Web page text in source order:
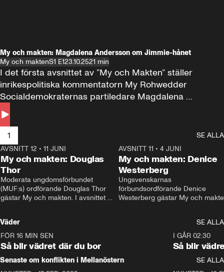
My och makten: Magdalena Andersson om Jimmie-hånet
My och maktenS1 E123.10.2521 min
I det första avsnittet av ”My och Makten” ställer
inrikespolitiska kommentatorn My Rohwedder
Socialdemokraternas partiledare Magdalena
Andersson till svars.
1
SE ALLA
AVSNITT 12 • 11 JUNI
My och makten: Douglas
Thor
Moderata ungdomsförbundet
(MUF:s) ordförande Douglas Thor
gästar My och makten. I avsnittet
AVSNITT 11 • 4 JUNI
My och makten: Denice
Westerberg
Ungsvenskarnas
förbundsordförande Denice
Westerberg gästar My och
Väder
SE ALLA
FÖR 16 MIN SEN
Så blir vädret där du bor
I GÅR 02:30
Så blir
Senaste om konflikten i Mellanöstern
SE ALLA